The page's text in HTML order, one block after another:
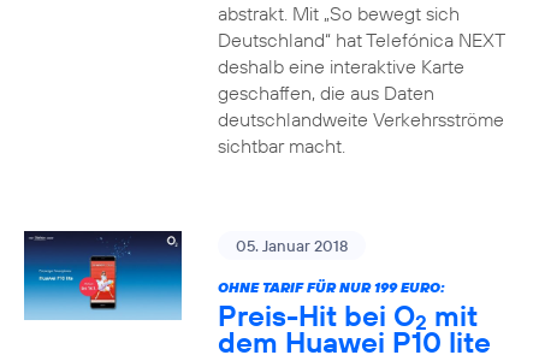
abstrakt. Mit „So bewegt sich
Deutschland“ hat Telefónica NEXT
deshalb eine interaktive Karte
geschaffen, die aus Daten
deutschlandweite Verkehrsströme
sichtbar macht.
05. Januar 2018
OHNE TARIF FÜR NUR 199 EURO:
Preis-Hit bei O2 mit
dem Huawei P10 lite